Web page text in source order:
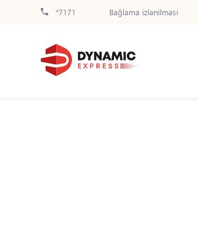
*7171 Bağlama izlənilməsi